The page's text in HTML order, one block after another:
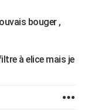
bouger ,
à elice mais je